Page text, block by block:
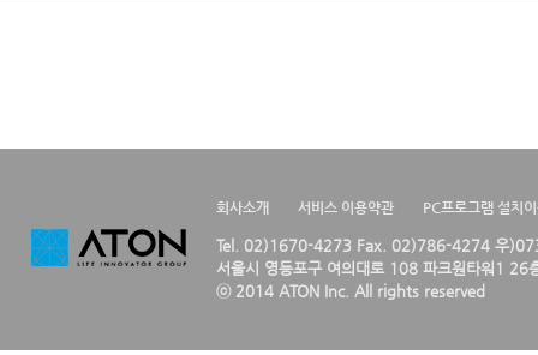
회사소개 서비스 이용약관 PC프로그램 설치
Tel. 02)1670-4273 Fax. 02)786-4274 우
서울시 영등포구 여의대로 108 파크원타워1 26
ⓒ 2014 ATON Inc. All rights reserved